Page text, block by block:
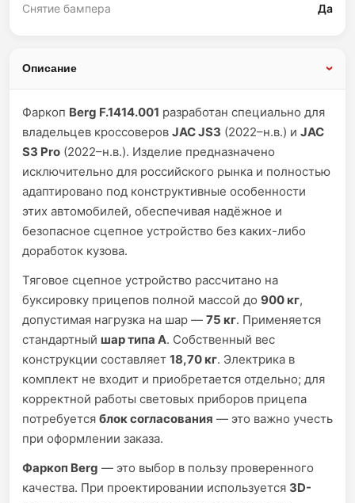
Снятие бампера Да
Описание
Фаркоп Berg F.1414.001 разработан специально для
владельцев кроссоверов JAC JS3 (2022–н.в.) и JAC
S3 Pro (2022–н.в.). Изделие предназначено
исключительно для российского рынка и полностью
адаптировано под конструктивные особенности
этих автомобилей, обеспечивая надёжное и
безопасное сцепное устройство без каких-либо
доработок кузова.
Тяговое сцепное устройство рассчитано на
буксировку прицепов полной массой до 900 кг,
допустимая нагрузка на шар — 75 кг. Применяется
стандартный шар типа A. Собственный вес
конструкции составляет 18,70 кг. Электрика в
комплект не входит и приобретается отдельно; для
корректной работы световых приборов прицепа
потребуется блок согласования — это важно учесть
при оформлении заказа.
Фаркоп Berg — это выбор в пользу проверенного
качества. При проектировании используется 3D-